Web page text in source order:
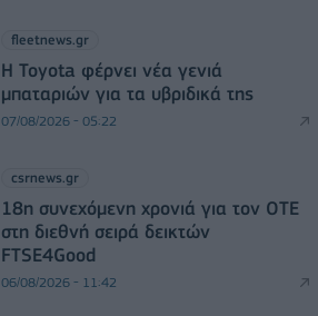
fleetnews.gr
Η Toyota φέρνει νέα γενιά
μπαταριών για τα υβριδικά της
07/08/2026 - 05:22
csrnews.gr
18η συνεχόμενη χρονιά για τον ΟΤΕ
στη διεθνή σειρά δεικτών
FTSE4Good
06/08/2026 - 11:42